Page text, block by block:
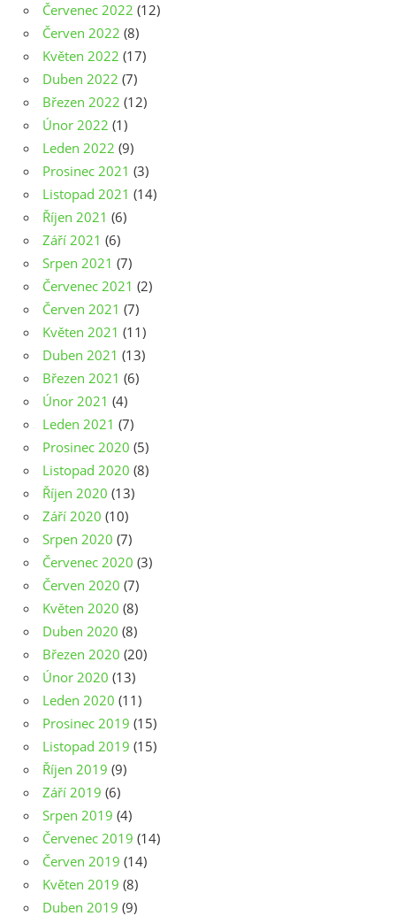
Červenec 2022 (12)
Červen 2022 (8)
Květen 2022 (17)
Duben 2022 (7)
Březen 2022 (12)
Únor 2022 (1)
Leden 2022 (9)
Prosinec 2021 (3)
Listopad 2021 (14)
Říjen 2021 (6)
Září 2021 (6)
Srpen 2021 (7)
Červenec 2021 (2)
Červen 2021 (7)
Květen 2021 (11)
Duben 2021 (13)
Březen 2021 (6)
Únor 2021 (4)
Leden 2021 (7)
Prosinec 2020 (5)
Listopad 2020 (8)
Říjen 2020 (13)
Září 2020 (10)
Srpen 2020 (7)
Červenec 2020 (3)
Červen 2020 (7)
Květen 2020 (8)
Duben 2020 (8)
Březen 2020 (20)
Únor 2020 (13)
Leden 2020 (11)
Prosinec 2019 (15)
Listopad 2019 (15)
Říjen 2019 (9)
Září 2019 (6)
Srpen 2019 (4)
Červenec 2019 (14)
Červen 2019 (14)
Květen 2019 (8)
Duben 2019 (9)